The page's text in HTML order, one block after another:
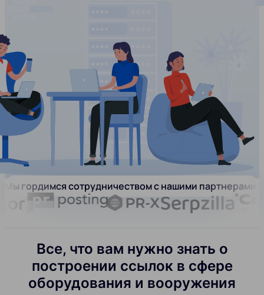
Мы гордимся сотрудничеством с нашими партнерами:
Все, что вам нужно знать о
построении ссылок в сфере
оборудования и вооружения